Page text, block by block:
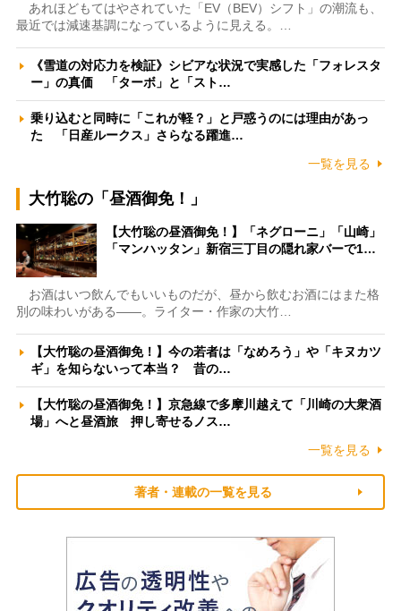
あれほどもてはやされていた「EV（BEV）シフト」の潮流も、
最近では減速基調になっているように見える。…
《雪道の対応力を検証》シビアな状況で実感した「フォレスタ
ー」の真価 「ターボ」と「スト…
乗り込むと同時に「これが軽？」と戸惑うのには理由があっ
た 「日産ルークス」さらなる躍進…
一覧を見る
大竹聡の「昼酒御免！」
【大竹聡の昼酒御免！】「ネグローニ」「山崎」
「マンハッタン」新宿三丁目の隠れ家バーで1…
お酒はいつ飲んでもいいものだが、昼から飲むお酒にはまた格
別の味わいがある――。ライター・作家の大竹…
【大竹聡の昼酒御免！】今の若者は「なめろう」や「キヌカツ
ギ」を知らないって本当？ 昔の…
【大竹聡の昼酒御免！】京急線で多摩川越えて「川崎の大衆酒
場」へと昼酒旅 押し寄せるノス…
一覧を見る
著者・連載の一覧を見る